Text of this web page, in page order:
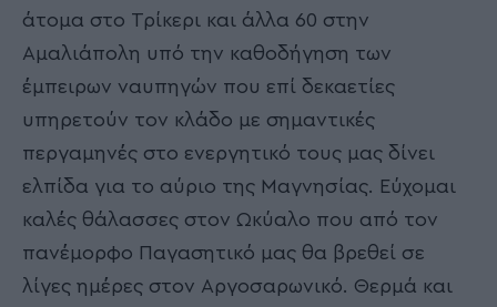
άτομα στο Τρίκερι και άλλα 60 στην
Αμαλιάπολη υπό την καθοδήγηση των
έμπειρων ναυπηγών που επί δεκαετίες
υπηρετούν τον κλάδο με σημαντικές
περγαμηνές στο ενεργητικό τους μας δίνει
ελπίδα για το αύριο της Μαγνησίας. Εύχομαι
καλές θάλασσες στον Ωκύαλο που από τον
πανέμορφο Παγασητικό μας θα βρεθεί σε
λίγες ημέρες στον Αργοσαρωνικό. Θερμά και